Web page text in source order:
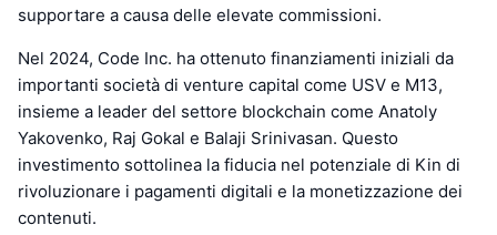
supportare a causa delle elevate commissioni.
Nel 2024, Code Inc. ha ottenuto finanziamenti iniziali da
importanti società di venture capital come USV e M13,
insieme a leader del settore blockchain come Anatoly
Yakovenko, Raj Gokal e Balaji Srinivasan. Questo
investimento sottolinea la fiducia nel potenziale di Kin di
rivoluzionare i pagamenti digitali e la monetizzazione dei
contenuti.